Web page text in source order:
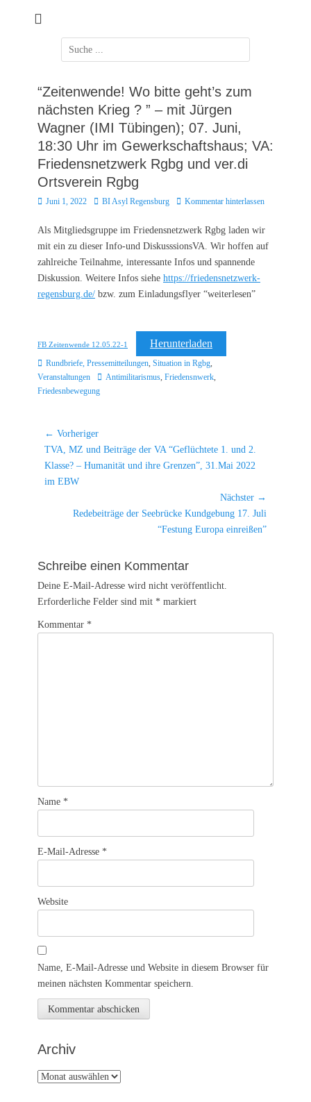
Suchen
nach:
“Zeitenwende! Wo bitte geht’s zum
nächsten Krieg ? ” – mit Jürgen
Wagner (IMI Tübingen); 07. Juni,
18:30 Uhr im Gewerkschaftshaus; VA:
Friedensnetzwerk Rgbg und ver.di
Ortsverein Rgbg
Posted
Juni 1, 2022 AutorBI Asyl Regensburg Kommentar hinterlassen
Als Mitgliedsgruppe im Friedensnetzwerk Rgbg laden wir
mit ein zu dieser Info-und DiskusssionsVA. Wir hoffen auf
zahlreiche Teilnahme, interessante Infos und spannende
Diskussion. Weitere Infos siehe https://friedensnetzwerk-
regensburg.de/ bzw. zum Einladungsflyer “weiterlesen”
FB Zeitenwende 12.05.22-1 Herunterladen
Kategorien
Rundbriefe, Pressemitteilungen, Situation in Rgbg,
Veranstaltungen
Schlagworte
Antimilitarismus, Friedensnwerk,
Friedesnbewegung
Beitragsnavigation
← Vorheriger
Vorheriger
Beitrag:
TVA, MZ und Beiträge der VA “Geflüchtete 1. und 2.
Klasse? – Humanität und ihre Grenzen”, 31.Mai 2022
im EBW
Nächster →
NächsterRedebeiträge der Seebrücke Kundgebung 17. Juli
“Festung Europa einreißen”
Schreibe einen Kommentar
Deine E-Mail-Adresse wird nicht veröffentlicht.
Erforderliche Felder sind mit * markiert
Kommentar *
Name *
E-Mail-Adresse *
Website
Name, E-Mail-Adresse und Website in diesem Browser für
meinen nächsten Kommentar speichern.
Archiv
Archiv